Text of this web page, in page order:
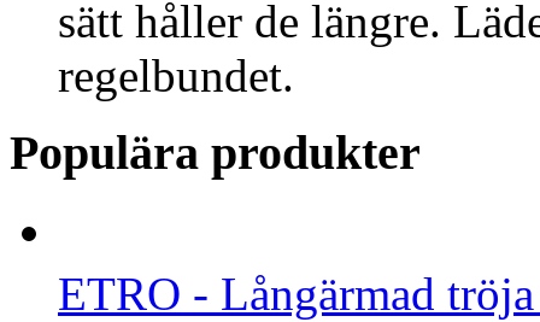
sätt håller de längre.
regelbundet.
Populära produkter
ETRO - Långärmad